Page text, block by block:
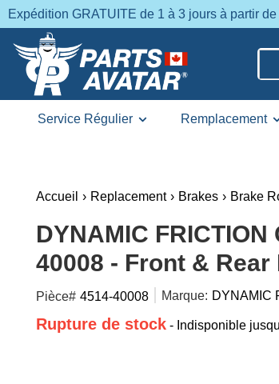
Expédition GRATUITE de 1 à 3 jours à partir
Service Régulier Remplacement
Accueil › Replacement › Brakes › Brake
DYNAMIC FRICTION
40008 - Front &
Pièce# 4514-40008 Marque: DYNAMIC
Rupture de stock - Indisponible